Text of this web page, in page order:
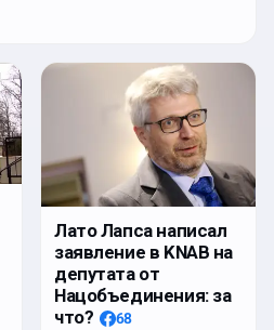
Лато Лапса написал
заявление в KNAB на
депутата от
Нацобъединения: за
что?
68